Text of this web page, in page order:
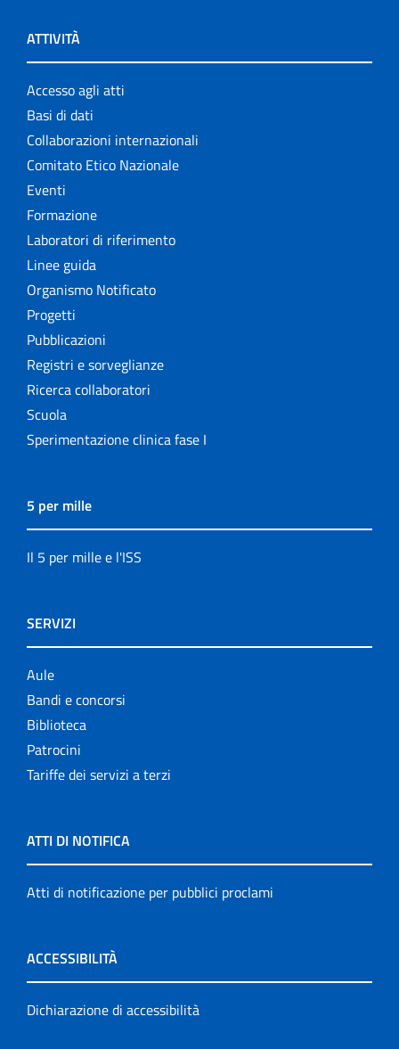
ATTIVITÀ
Accesso agli atti
Basi di dati
Collaborazioni internazionali
Comitato Etico Nazionale
Eventi
Formazione
Laboratori di riferimento
Linee guida
Organismo Notificato
Progetti
Pubblicazioni
Registri e sorveglianze
Ricerca collaboratori
Scuola
Sperimentazione clinica fase I
5 per mille
Il 5 per mille e l'ISS
SERVIZI
Aule
Bandi e concorsi
Biblioteca
Patrocini
Tariffe dei servizi a terzi
ATTI DI NOTIFICA
Atti di notificazione per pubblici proclami
ACCESSIBILITÀ
Dichiarazione di accessibilità